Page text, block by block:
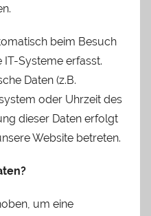
beim Besuch
Systeme erfasst.
Daten (z.B.
oder Uhrzeit des
dieser Daten erfolgt
Website betreten.
um eine